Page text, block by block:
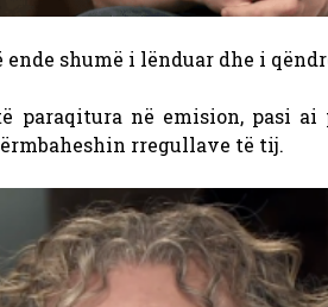
shumë i lënduar dhe i
në emision, pasi ai
rregullave të tij.